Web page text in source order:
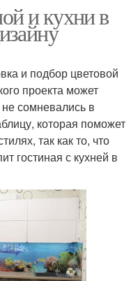
и кухни в
и подбор цветовой
проекта может
сомневались в
которая поможет
так как то, что
гостиная с кухней в